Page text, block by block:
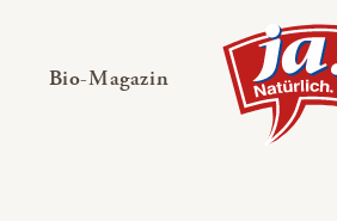
ausklappen
Bio-Magazin — Untermenü